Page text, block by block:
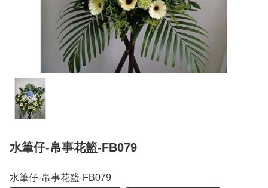
水筆仔-帛事花籃-FB079
水筆仔-帛事花籃-FB079